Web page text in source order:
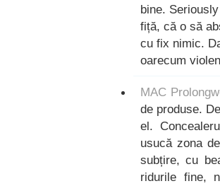
bine.
fiță, că o să
cu fix nimic.
oarecum
MAC
de produse.
el.
usucă zona
subțire, cu
ridurile fine,